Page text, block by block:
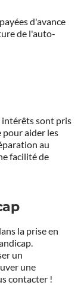
d'avance
de l'auto-
intérêts sont pris
pour aider les
au
facilité de
la prise en
un
une
contacter !